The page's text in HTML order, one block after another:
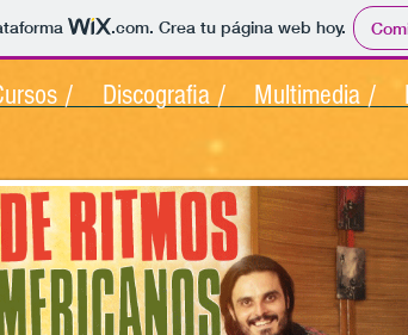
.com. Crea tu página web hoy.
/ Discografia / Multimedia /